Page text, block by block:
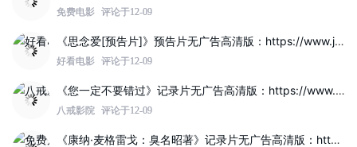
免费电影 评论于12-09
《思念爱[预告片]》预告片无广告高清版：https://www.jinzhuqq.com/dyvideo/117817.html
好看电影 评论于12-09
《您一定不要错过》记录片无广告高清版：https://www.jinzhuqq.com/dyvideo/117819.html
八戒影院 评论于12-09
《康纳·麦格雷戈：臭名昭著》记录片无广告高清版：https://www.jinzhuqq.com/dyvideo/117812.html